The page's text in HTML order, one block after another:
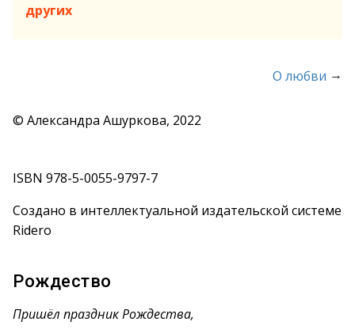
других
О любви →
© Александра Ашуркова, 2022
ISBN 978-5-0055-9797-7
Создано в интеллектуальной издательской системе
Ridero
Рождество
Пришёл праздник Рождества,